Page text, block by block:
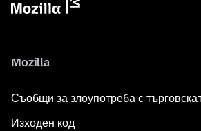
Mozilla
Съобщи за злоупотреба с
Изходен код